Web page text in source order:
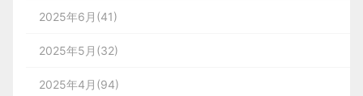
2025年6月(41)
2025年5月(32)
2025年4月(94)